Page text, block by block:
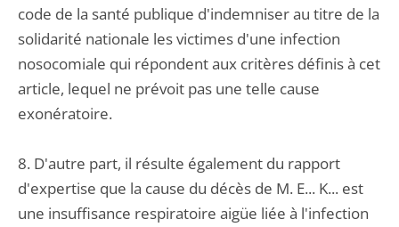
code de la santé publique d'indemniser au titre de la
solidarité nationale les victimes d'une infection
nosocomiale qui répondent aux critères définis à cet
article, lequel ne prévoit pas une telle cause
exonératoire.
8. D'autre part, il résulte également du rapport
d'expertise que la cause du décès de M. E... K... est
une insuffisance respiratoire aigüe liée à l'infection